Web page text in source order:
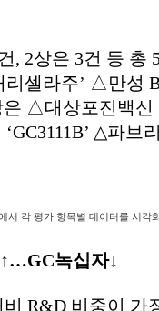
, 2상은 3건 등 총
셀라주’ △만성
은 △대상포진백신
△파브
서 각 평가 항목별 데이터를 시각
녹십자↓
R&D 비중이 가